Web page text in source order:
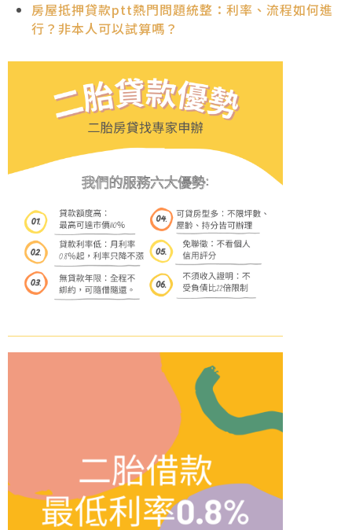
房屋抵押貸款ptt熱門問題統整：利率、流程如何進
行？非本人可以試算嗎？